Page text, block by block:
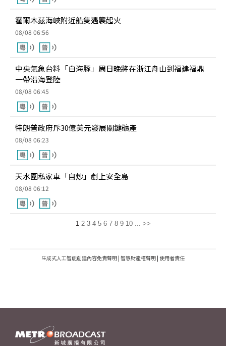
霍爾木茲海峽附近船隻遇襲起火
08/08 06:56
中央氣象台料「白海豚」周日晚將在浙江舟山到福建福鼎
一帶沿海登陸
08/08 06:45
特朗普政府斥30億美元發展關鍵礦產
08/08 06:23
天水圍私家車「自炒」剷上安全島
08/08 06:12
1 2 3 4 5 6 7 8 9 10 ... >>
生成式人工智能創建內容免責聲明 | 智慧財產權聲明 | 使用者責任